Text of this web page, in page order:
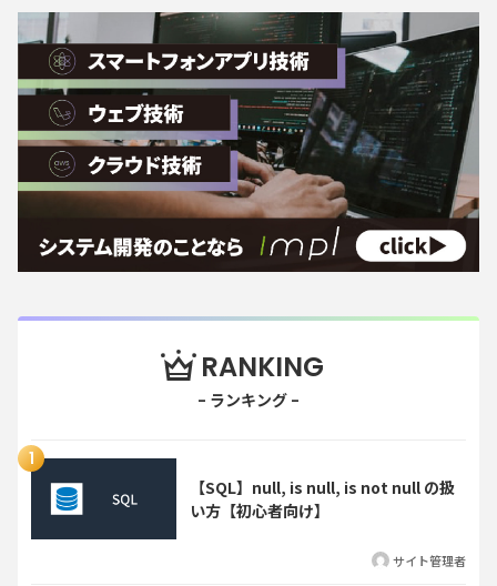
RANKING
【SQL】null, is null, is not null の扱
い方【初心者向け】
サイト管理者